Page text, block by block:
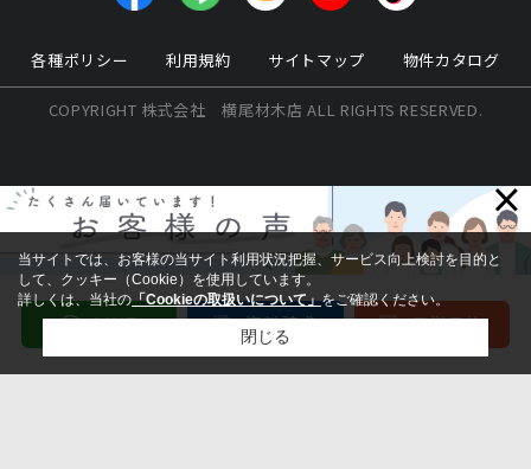
各種ポリシー 利用規約 サイトマップ 物件カタログ
COPYRIGHT 株式会社 横尾材木店 ALL RIGHTS RESERVED.
×
当サイトでは、お客様の当サイト利用状況把握、サービス向上検討を目的と
して、クッキー（Cookie）を使用しています。
詳しくは、当社の「Cookieの取扱いについて」をご確認ください。
閉じる